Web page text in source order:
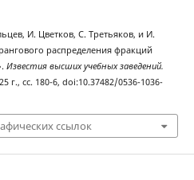
И. Цветков, С. Третьяков, и И.
распределения фракций
Известия высших учебных заведений.
г., сс. 180-6, doi:10.37482/0536-1036-
ссылок